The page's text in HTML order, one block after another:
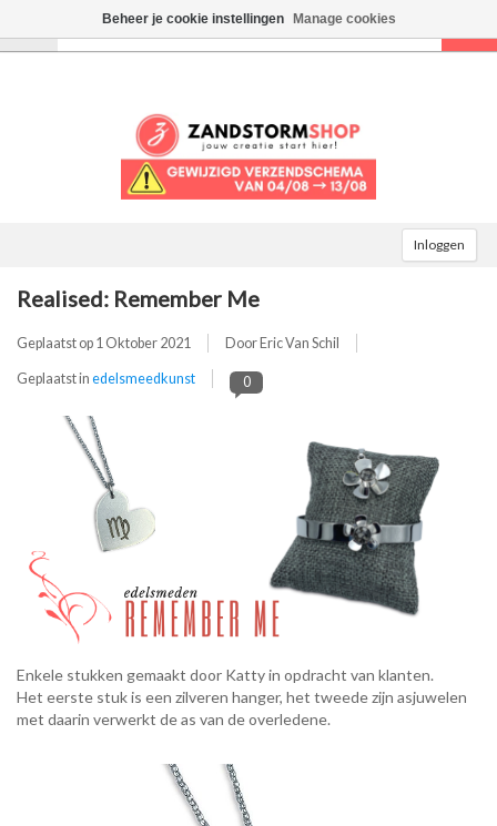
Inloggen
Realised: Remember Me
Geplaatst op 1 Oktober 2021 Door Eric Van Schil
Geplaatst in edelsmeedkunst 0
Enkele stukken gemaakt door Katty in opdracht van klanten.
Het eerste stuk is een zilveren hanger, het tweede zijn asjuwelen
met daarin verwerkt de as van de overledene.
Beheer je cookie instellingen Manage cookies